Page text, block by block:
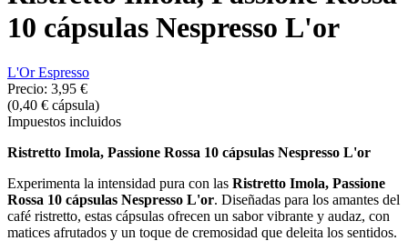
10 cápsulas Nespresso L'or
L'Or Espresso
Precio: 3,95 €
(0,40 € cápsula)
Impuestos incluidos
Ristretto Imola, Passione Rossa 10 cápsulas Nespresso L'or
Experimenta la intensidad pura con las Ristretto Imola, Passione
Rossa 10 cápsulas Nespresso L'or. Diseñadas para los amantes del
café ristretto, estas cápsulas ofrecen un sabor vibrante y audaz, con
matices afrutados y un toque de cremosidad que deleita los sentidos.